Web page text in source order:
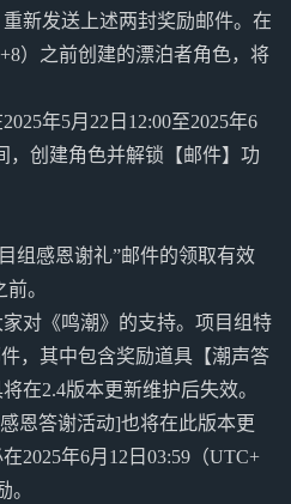
重新发送上述两封奖励邮件。在
）之前创建的漂泊者角色，将
年5月22日12:00至2025年6
，创建角色并解锁【邮件】功
组感恩谢礼”邮件的领取有效
。
对《鸣潮》的支持。项目组特
，其中包含奖励道具【潮声答
在2.4版本更新维护后失效。
恩答谢活动]也将在此版本更
2025年6月12日03:59（UTC+
。